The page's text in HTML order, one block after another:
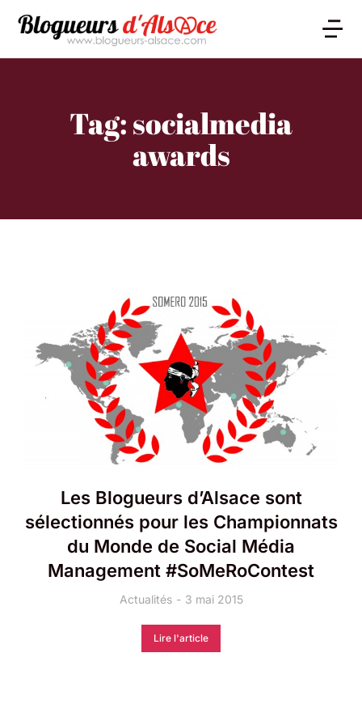
Tag: socialmedia
awards
Les Blogueurs d’Alsace sont
sélectionnés pour les Championnats
du Monde de Social Média
Management #SoMeRoContest
Actualités 3 mai 2015
Lire l'article